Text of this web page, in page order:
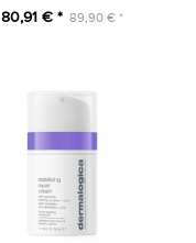
80,91 € * 89,90 € *